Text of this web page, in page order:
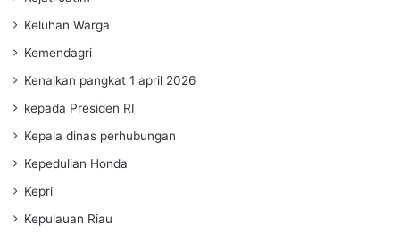
Keluhan Warga
Kemendagri
Kenaikan pangkat 1 april 2026
kepada Presiden RI
Kepala dinas perhubungan
Kepedulian Honda
Kepri
Kepulauan Riau